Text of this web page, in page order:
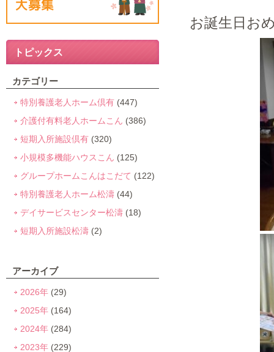
お誕生日お
トピックス
カテゴリー
特別養護老人ホーム倶有 (447)
介護付有料老人ホームこん (386)
短期入所施設倶有 (320)
小規模多機能ハウスこん (125)
グループホームこんはこだて (122)
特別養護老人ホーム松濤 (44)
デイサービスセンター松濤 (18)
短期入所施設松濤 (2)
アーカイブ
2026年 (29)
2025年 (164)
2024年 (284)
2023年 (229)